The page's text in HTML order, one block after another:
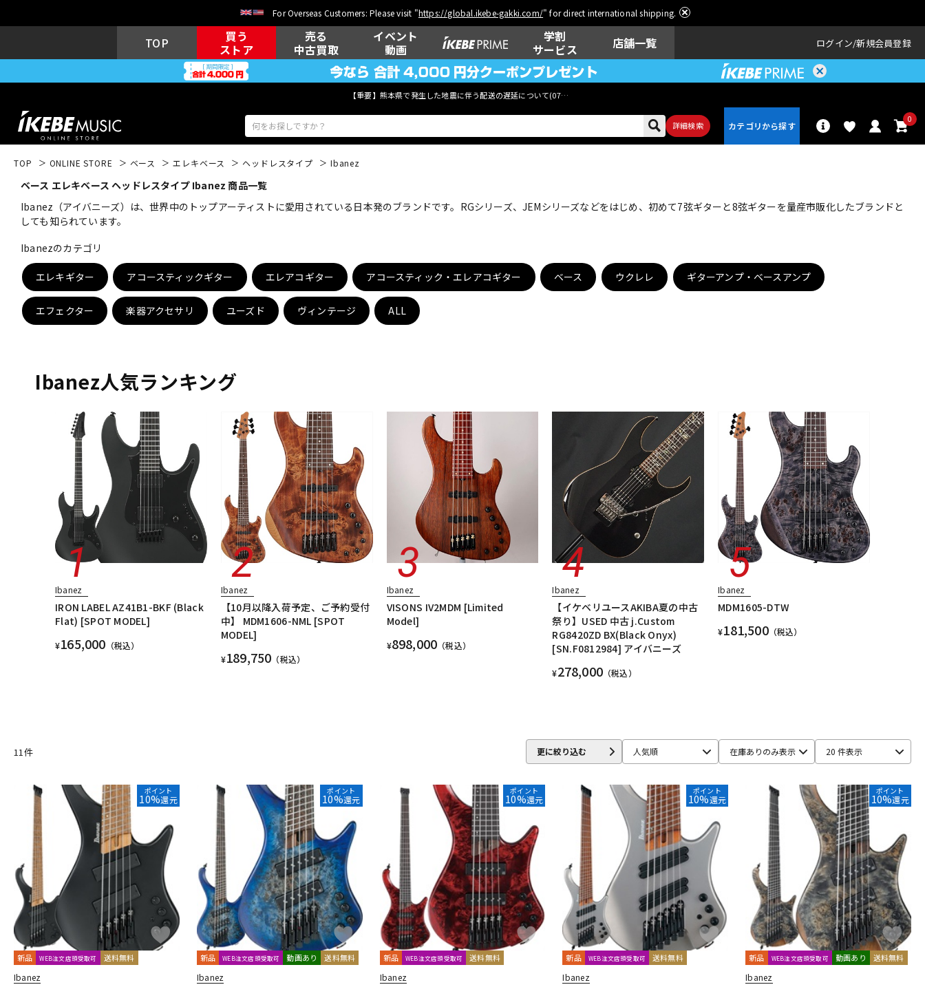
For Overseas Customers: Please visit "https://global.ikebe-gakki.com/" for direct international shipping.
TOP
買う
ストア
売る
中古買取
イベント
動画
学割
サービス
店舗一覧 ログイン 新規会員登録
【重要】熊本県で発生した地震に伴う配送の遅延について(07月29日
詳細検索
0
エレキギター アコギ/エレ
アコ ン
キーボード 電子ピアノ 管楽器 その他楽器 アンプ エフェクター
DJ機器 DTM DTM オンラ
イン納品
中古
TOP ONLINE STORE ベース エレキベース ヘッドレスタイプ Ibanez
ベース エレキベース ヘッドレスタイプ Ibanez 商品一覧
Ibanez（アイバニーズ）は、世界中のトップアーティストに愛用されている日本発のブランドです。RGシリーズ、JEMシリーズなどをはじめ、初めて7弦ギターと8弦ギターを量産市販化したブランドと
しても知られています。
Ibanezのカテゴリ
エレキギター アコースティックギター エレアコギター アコースティック・エレアコギター ベース ウクレレ ギターアンプ・ベースアンプ
エフェクター 楽器アクセサリ ユーズド ヴィンテージ ALL
Ibanez人気ランキング
Ibanez
IRON LABEL AZ41B1-BKF (Black
Flat) [SPOT MODEL]
¥165,000 （税込）
Ibanez
【10月以降入荷予定、ご予約受付
中】 MDM1606-NML [SPOT
MODEL]
¥189,750 （税込）
Ibanez
VISONS IV2MDM [Limited
Model]
¥898,000 （税込）
Ibanez
【イケベリユースAKIBA夏の中古
祭り】USED 中古 j.Custom
RG8420ZD BX(Black Onyx)
[SN.F0812984] アイバニーズ
¥278,000 （税込）
Ibanez
MDM1605-DTW
¥181,500（税込）
11件 更に絞り込む 人気順 在庫ありのみ表示 20 件表示
ポイント
10%還元
新品 WEB注文店頭受取可 送料無料
Ibanez
ポイント
10%還元
新品 WEB注文店頭受取可 動画あり 送料無料
Ibanez
ポイント
10%還元
新品 WEB注文店頭受取可 送料無料
Ibanez
ポイント
10%還元
新品 WEB注文店頭受取可 送料無料
Ibanez
ポイント
10%還元
新品 WEB注文店頭受取可 動画あり 送料無料
Ibanez